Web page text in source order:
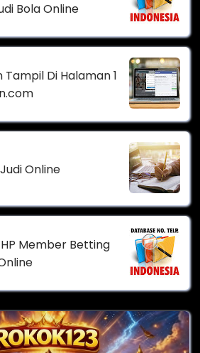
Bola Online
Di Halaman 1
Online
Member Betting